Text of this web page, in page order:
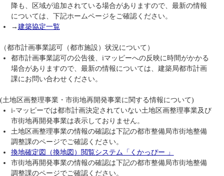
降も、区域が追加されている場合がありますので、最新の情報
については、下記ホームページをご確認ください。
→建築協定一覧
（都市計画事業認可（都市施設）状況について）
都市計画事業認可の公告後、iマッピーへの反映に時間がかかる
場合がありますので、最新の情報については、建築局都市計画
課にお問い合わせください。
(土地区画整理事業・市街地再開発事業に関する情報について)
i-マッピーでは都市計画決定されていない土地区画整理事業及び
市街地再開発事業は表示しておりません。
土地区画整理事業の情報の確認は下記の都市整備局市街地整備
調整課のページでご確認ください。
換地確定図（換地図）閲覧システム「くかっぴー 」
市街地再開発事業の情報の確認は下記の都市整備局市街地整備
調整課のページでご確認ください。